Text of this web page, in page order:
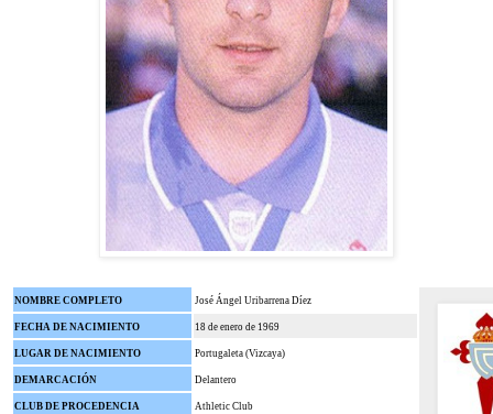
NOMBRE COMPLETO José Ángel Uribarrena Díez
FECHA DE NACIMIENTO 18 de enero de 1969
LUGAR DE NACIMIENTO Portugaleta (Vizcaya)
DEMARCACIÓN Delantero
CLUB DE PROCEDENCIA Athletic Club